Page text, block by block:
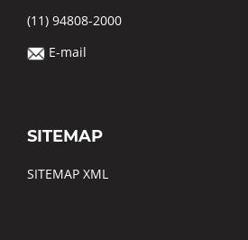
(11) 94808-2000
E-mail
SITEMAP
SITEMAP XML